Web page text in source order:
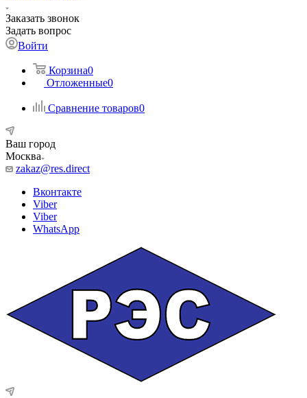
Заказать звонок
Задать вопрос
Войти
Корзина0
Отложенные0
Сравнение товаров0
Ваш город
Москва
zakaz@res.direct
Вконтакте
Viber
Viber
WhatsApp